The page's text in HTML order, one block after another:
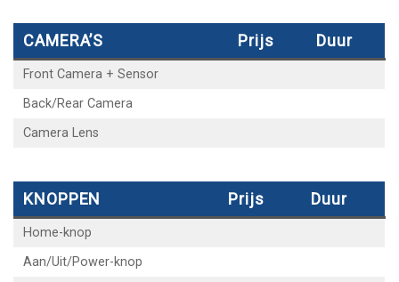
CAMERA’S Prijs Duur
Front Camera + Sensor
Back/Rear Camera
Camera Lens
KNOPPEN Prijs Duur
Home-knop
Aan/Uit/Power-knop